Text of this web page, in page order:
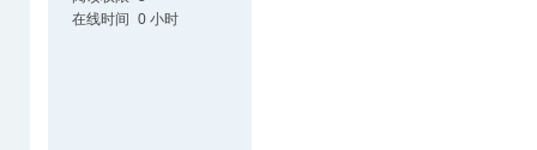
在线时间 0 小时